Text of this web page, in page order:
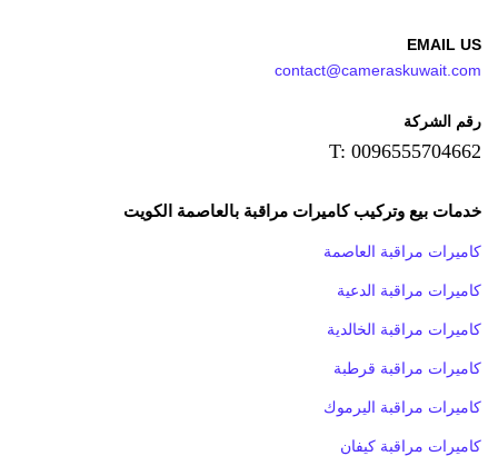
EMAIL US
contact@cameraskuwait.com
رقم الشركة
T: 0096555704662
خدمات بيع وتركيب كاميرات مراقبة بالعاصمة الكويت
كاميرات مراقبة العاصمة
كاميرات مراقبة الدعية
كاميرات مراقبة الخالدية
كاميرات مراقبة قرطبة
كاميرات مراقبة اليرموك
كاميرات مراقبة كيفان